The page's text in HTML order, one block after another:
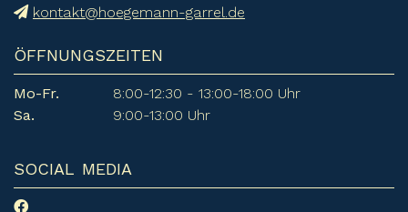
kontakt@hoegemann-garrel.de
ÖFFNUNGSZEITEN
Mo-Fr.
8:00-12:30 - 13:00-18:00 Uhr
Sa.
9:00-13:00 Uhr
SOCIAL MEDIA